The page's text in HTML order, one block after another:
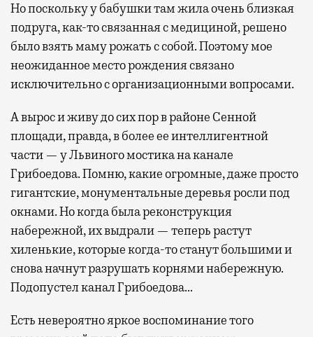
Но поскольку у бабушки там жила очень близкая
подруга, как-то связанная с медициной, решено
было взять маму рожать с собой. Поэтому мое
неожиданное место рождения связано
исключительно с организационными вопросами.
А вырос и живу до сих пор в районе Сенной
площади, правда, в более ее интеллигентной
части — у Львиного мостика на канале
Грибоедова. Помню, какие огромные, даже просто
гигантские, монументальные деревья росли под
окнами. Но когда была реконструкция
набережной, их выдрали — теперь растут
хиленькие, которые когда-то станут большими и
снова начнут разрушать корнями набережную.
Подопустел канал Грибоедова…
Есть невероятно яркое воспоминание того